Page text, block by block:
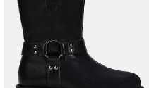
Акции / Новости
Адреса магазинов